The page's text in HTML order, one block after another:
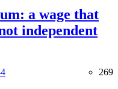
a wage that
independent
269